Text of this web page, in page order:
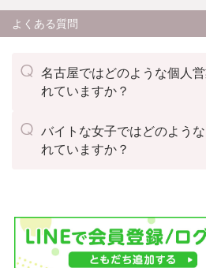
よくある質問
名古屋ではどのような個人
れていますか？
バイトな女子ではどのよう
れていますか？